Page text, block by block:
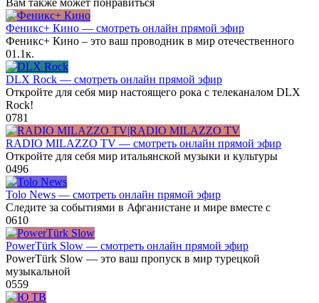
Феникс+ Кино — смотреть онлайн прямой эфир
Феникс+ Кино – это ваш проводник в мир отечественного
01.1к.
DLX Rock — смотреть онлайн прямой эфир
Откройте для себя мир настоящего рока с телеканалом DLX
Rock!
0781
RADIO MILAZZO TV — смотреть онлайн прямой эфир
Откройте для себя мир итальянской музыки и культуры
0496
Tolo News — смотреть онлайн прямой эфир
Следите за событиями в Афганистане и мире вместе с
0610
PowerTürk Slow — смотреть онлайн прямой эфир
PowerTürk Slow — это ваш пропуск в мир турецкой
музыкальной
0559